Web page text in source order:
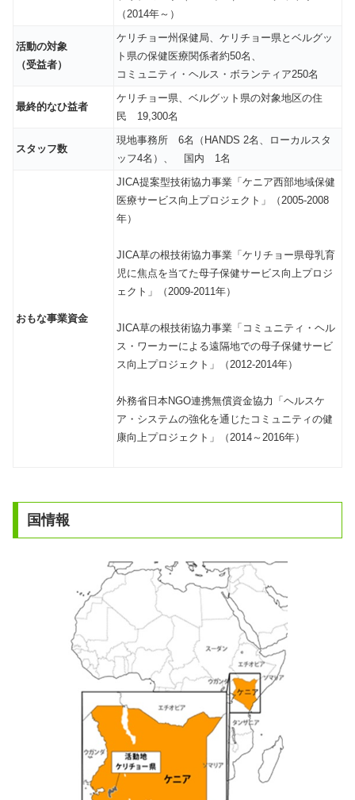
（2014年～）
活動の対象
（受益者）
ケリチョー州保健局、ケリチョー県とベルグッ
ト県の保健医療関係者約50名、
コミュニティ・ヘルス・ボランティア250名
最終的なひ益者
ケリチョー県、ベルグット県の対象地区の住
民 19,300名
スタッフ数
現地事務所 6名（HANDS 2名、ローカルスタ
ッフ4名）、 国内 1名
おもな事業資金
JICA提案型技術協力事業「ケニア西部地域保健
医療サービス向上プロジェクト」（2005-2008
年）
JICA草の根技術協力事業「ケリチョー県母乳育
児に焦点を当てた母子保健サービス向上プロジ
ェクト」（2009-2011年）
JICA草の根技術協力事業「コミュニティ・ヘル
ス・ワーカーによる遠隔地での母子保健サービ
ス向上プロジェクト」（2012-2014年）
外務省日本NGO連携無償資金協力「ヘルスケ
ア・システムの強化を通じたコミュニティの健
康向上プロジェクト」（2014～2016年）
国情報